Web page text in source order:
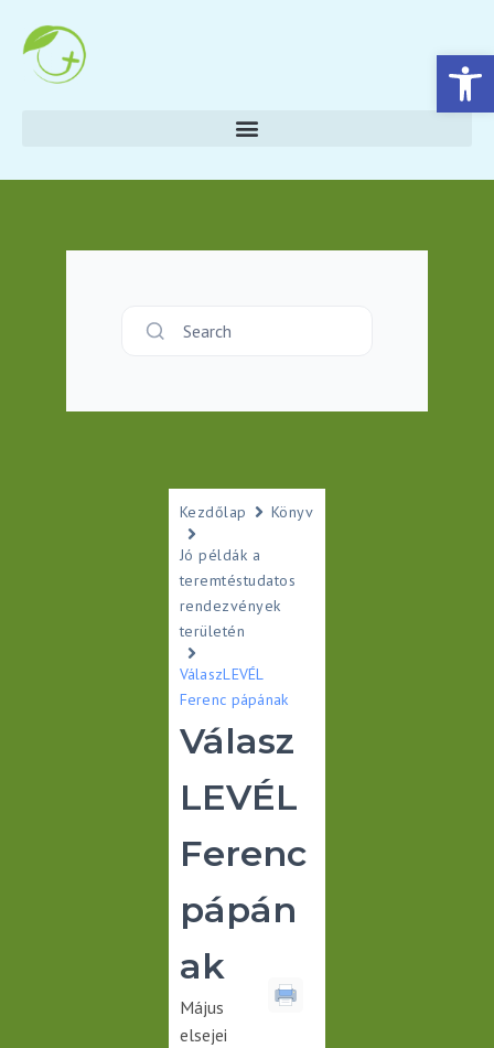
Eszköztár megnyitása
Search
Kezdőlap Könyv
Jó példák a
teremtéstudatos
rendezvények
területén
VálaszLEVÉL
Ferenc pápának
Válasz
LEVÉL
Ferenc
pápán
ak
Május
elsejei